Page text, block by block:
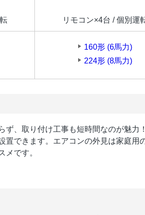
リモコン×4台 / 個別運
160形 (6馬力)
224形 (8馬力)
、取り付け工事も短時間なのが魅力
できます。エアコンの外見は家庭
メです。